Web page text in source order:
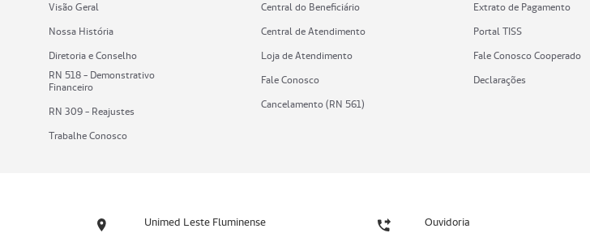
Visão Geral
Nossa História
Diretoria e Conselho
RN 518 - Demonstrativo
Financeiro
RN 309 - Reajustes
Trabalhe Conosco
Central do Beneficiário
Central de Atendimento
Loja de Atendimento
Fale Conosco
Cancelamento (RN 561)
Extrato de Pagamento
Portal TISS
Fale Conosco Cooperado
Declarações
Unimed Leste Fluminense Ouvidoria